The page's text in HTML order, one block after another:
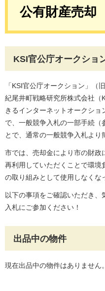
公有財産売却
KSI官公庁オークショ
「KSI官公庁オークション」（
紀尾井町戦略研究所株式会社（
きるインターネットオークシ
で、一般競争入札の一部手続（
とで、通常の一般競争入札より
市では、売却金により市の財政
再利用していただくことで環境
の取り組みとして使用しなくな
以下の事項をご確認いただき
入札にご参加ください！
出品中の物件
現在出品中の物件はありません。